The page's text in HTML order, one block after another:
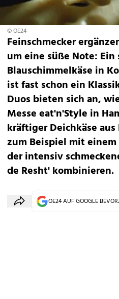
© OE24
Feinschmecker
um eine süße Note: Ein
Blauschimmelkäse in
ist fast schon ein
Duos bieten sich an,
Messe eat'n'Style in
kräftiger Deichkäse
zum Beispiel mit
der intensiv
de Resht' kombinieren.
OE24 AUF GOOGLE